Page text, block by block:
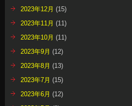
2023年12月 (15)
2023年11月 (11)
2023年10月 (11)
2023年9月 (12)
2023年8月 (13)
2023年7月 (15)
2023年6月 (12)